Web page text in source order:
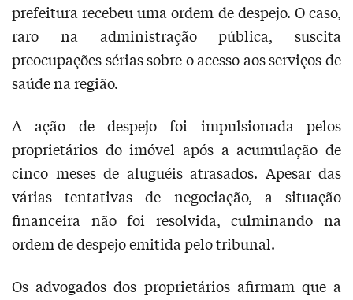
prefeitura recebeu uma ordem de despejo. O caso,
raro na administração pública, suscita
preocupações sérias sobre o acesso aos serviços de
saúde na região.
A ação de despejo foi impulsionada pelos
proprietários do imóvel após a acumulação de
cinco meses de aluguéis atrasados. Apesar das
várias tentativas de negociação, a situação
financeira não foi resolvida, culminando na
ordem de despejo emitida pelo tribunal.
Os advogados dos proprietários afirmam que a